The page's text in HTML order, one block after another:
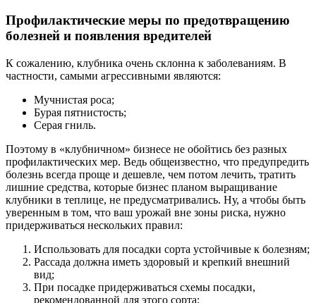
Профилактические меры по предотвращению
болезней и появления вредителей
К сожалению, клубника очень склонна к заболеваниям. В
частности, самыми агрессивными являются:
Мучнистая роса;
Бурая пятнистость;
Серая гниль.
Поэтому в «клубничном» бизнесе не обойтись без разных
профилактических мер. Ведь общеизвестно, что предупредить
болезнь всегда проще и дешевле, чем потом лечить, тратить
лишние средства, которые бизнес планом выращивание
клубники в теплице, не предусматривались. Ну, а чтобы быть
уверенным в том, что ваш урожай вне зоны риска, нужно
придерживаться нескольких правил:
Использовать для посадки сорта устойчивые к болезням;
Рассада должна иметь здоровый и крепкий внешний
вид;
При посадке придерживаться схемы посадки,
рекомендованной для этого сорта;